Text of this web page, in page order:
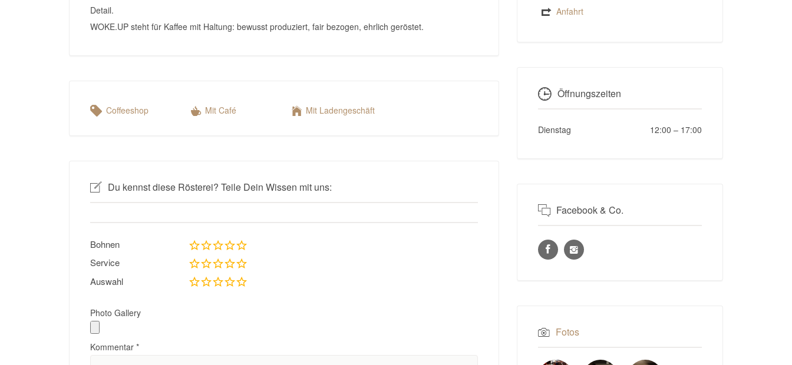
Detail.
WOKE.UP steht für Kaffee mit Haltung: bewusst produziert, fair bezogen, ehrlich geröstet.
Coffeeshop Mit Café Mit Ladengeschäft
Du kennst diese Rösterei? Teile Dein Wissen mit uns:
Bohnen
Service
Auswahl
Photo Gallery
Kommentar *
Anfahrt
Öffnungszeiten
Dienstag 12:00 – 17:00
Facebook & Co.
Fotos